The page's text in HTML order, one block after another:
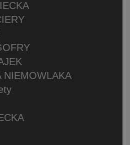
NIEMOWLAKA